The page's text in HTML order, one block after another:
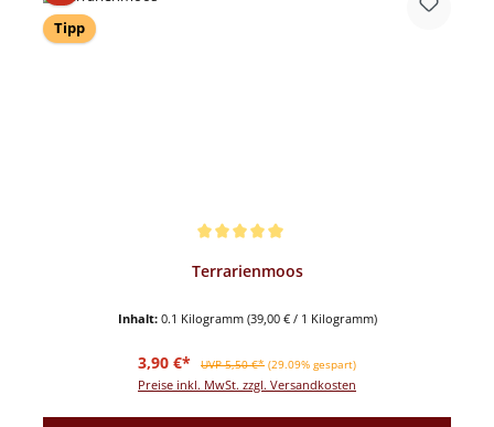
Tipp
Terrarienmoos
Inhalt: 0.1 Kilogramm (39,00 € / 1 Kilogramm)
Verkaufspreis:
3,90 €* Regulärer Preis:
UVP 5,50 €* (29.09% gespart)
Preise inkl. MwSt. zzgl. Versandkosten